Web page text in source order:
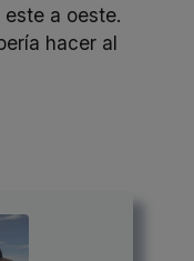
a oeste.
hacer al